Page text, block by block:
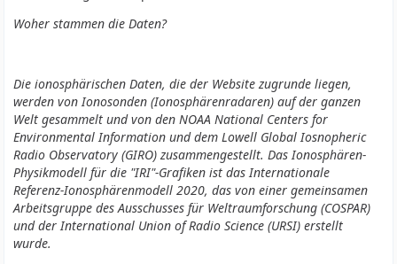
Woher stammen die Daten?
Die ionosphärischen Daten, die der Website zugrunde liegen,
werden von Ionosonden (Ionosphärenradaren) auf der ganzen
Welt gesammelt und von den NOAA National Centers for
Environmental Information und dem Lowell Global Iosnopheric
Radio Observatory (GIRO) zusammengestellt. Das Ionosphären-
Physikmodell für die "IRI"-Grafiken ist das Internationale
Referenz-Ionosphärenmodell 2020, das von einer gemeinsamen
Arbeitsgruppe des Ausschusses für Weltraumforschung (COSPAR)
und der International Union of Radio Science (URSI) erstellt
wurde.